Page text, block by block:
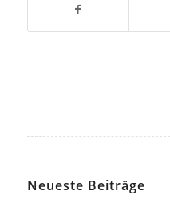
Neueste Beiträge